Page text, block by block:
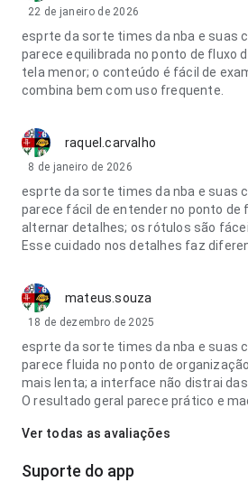
22 de janeiro de 2026
esprte da sorte times da nba e suas
parece equilibrada no ponto de fluxo
tela menor; o conteúdo é fácil de
combina bem com uso frequente.
raquel.carvalho
8 de janeiro de 2026
esprte da sorte times da nba e suas
parece fácil de entender no ponto de
alternar detalhes; os rótulos são
Esse cuidado nos detalhes faz
mateus.souza
18 de dezembro de 2025
esprte da sorte times da nba e suas
parece fluida no ponto de
mais lenta; a interface não distrai
O resultado geral parece prático e
Ver todas as avaliações
Suporte do app